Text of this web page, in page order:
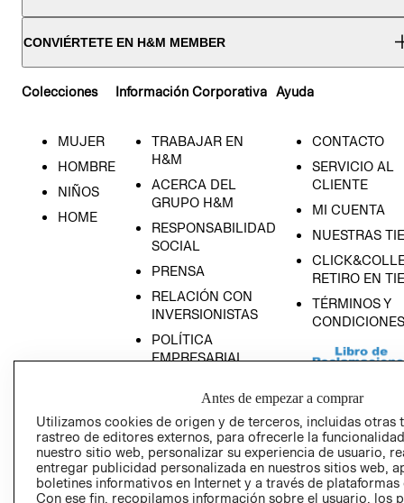
CONVIÉRTETE EN H&M MEMBER
Colecciones
MUJER
HOMBRE
NIÑOS
HOME
Información Corporativa
TRABAJAR EN
H&M
ACERCA DEL
GRUPO H&M
RESPONSABILIDAD
SOCIAL
PRENSA
RELACIÓN CON
INVERSIONISTAS
POLÍTICA
EMPRESARIAL
Ayuda
CONTACTO
SERVICIO AL
CLIENTE
MI CUENTA
NUESTRAS
RETIRO EN
TÉRMINOS Y
CONDICIONES
AVISO DE
PRIVACIDAD
GIFT CARD
Antes de empezar a comprar
Utilizamos cookies de origen y de terceros, incluidas otras
rastreo de editores externos, para ofrecerle la
nuestro sitio web, personalizar su experiencia de usuario,
entregar publicidad personalizada en nuestros sitios web,
boletines informativos en Internet y a través de plataformas
Con ese fin, recopilamos información sobre el usuario, los